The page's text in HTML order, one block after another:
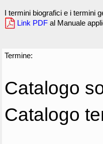
I termini biografici e i termini
Link PDF al Manuale
Termine:
Catalogo
Catalogo